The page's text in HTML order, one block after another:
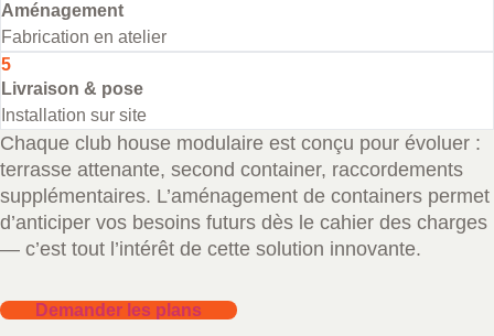
Aménagement
Fabrication en atelier
5
Livraison & pose
Installation sur site
Chaque club house modulaire est conçu pour évoluer :
terrasse attenante, second container, raccordements
supplémentaires. L’aménagement de containers permet
d’anticiper vos besoins futurs dès le cahier des charges
— c’est tout l’intérêt de cette solution innovante.
Demander les plans